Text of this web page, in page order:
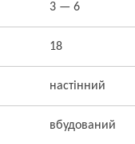
3 — 6
18
настінний
вбудований